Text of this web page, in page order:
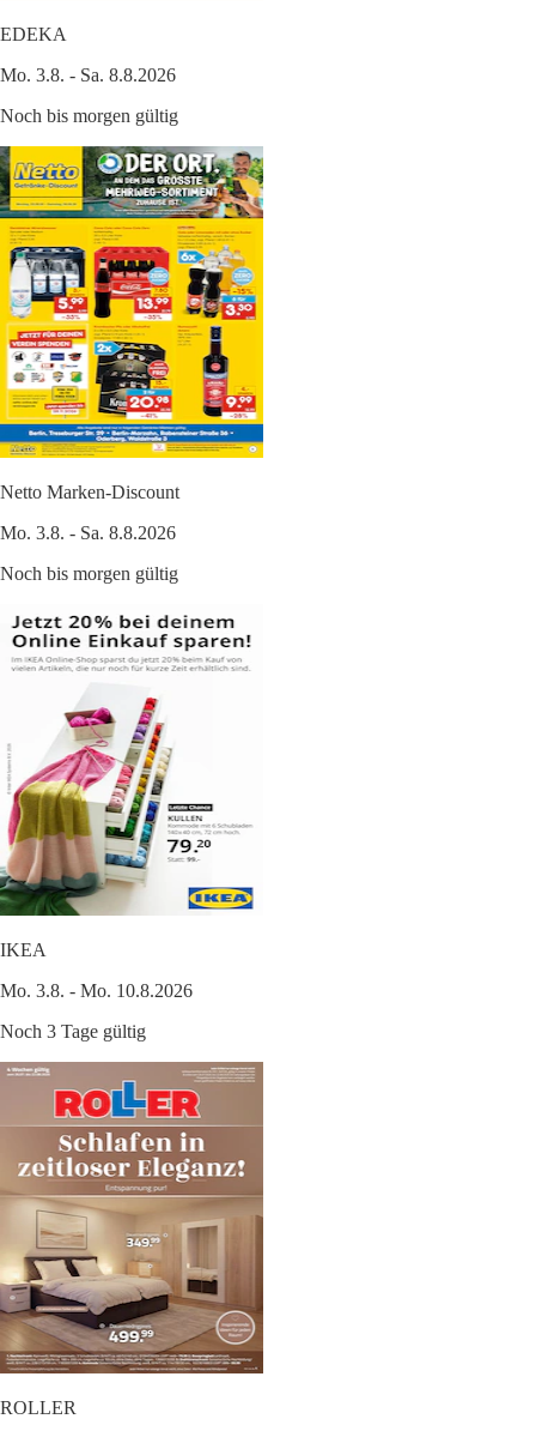
EDEKA
Mo. 3.8. - Sa. 8.8.2026
Noch bis morgen gültig
Netto Marken-Discount
Mo. 3.8. - Sa. 8.8.2026
Noch bis morgen gültig
IKEA
Mo. 3.8. - Mo. 10.8.2026
Noch 3 Tage gültig
ROLLER